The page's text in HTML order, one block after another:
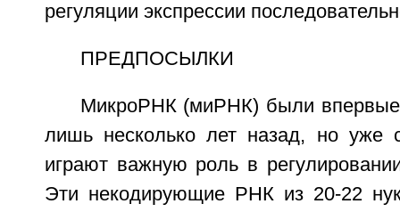
регуляции экспрессии
ПРЕДПОСЫЛКИ
МикроРНК (миРНК) были
лишь несколько лет назад, но уже
играют важную роль в
Эти некодирующие РНК из 20-22